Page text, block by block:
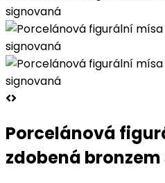
Porcelánová
zdobená